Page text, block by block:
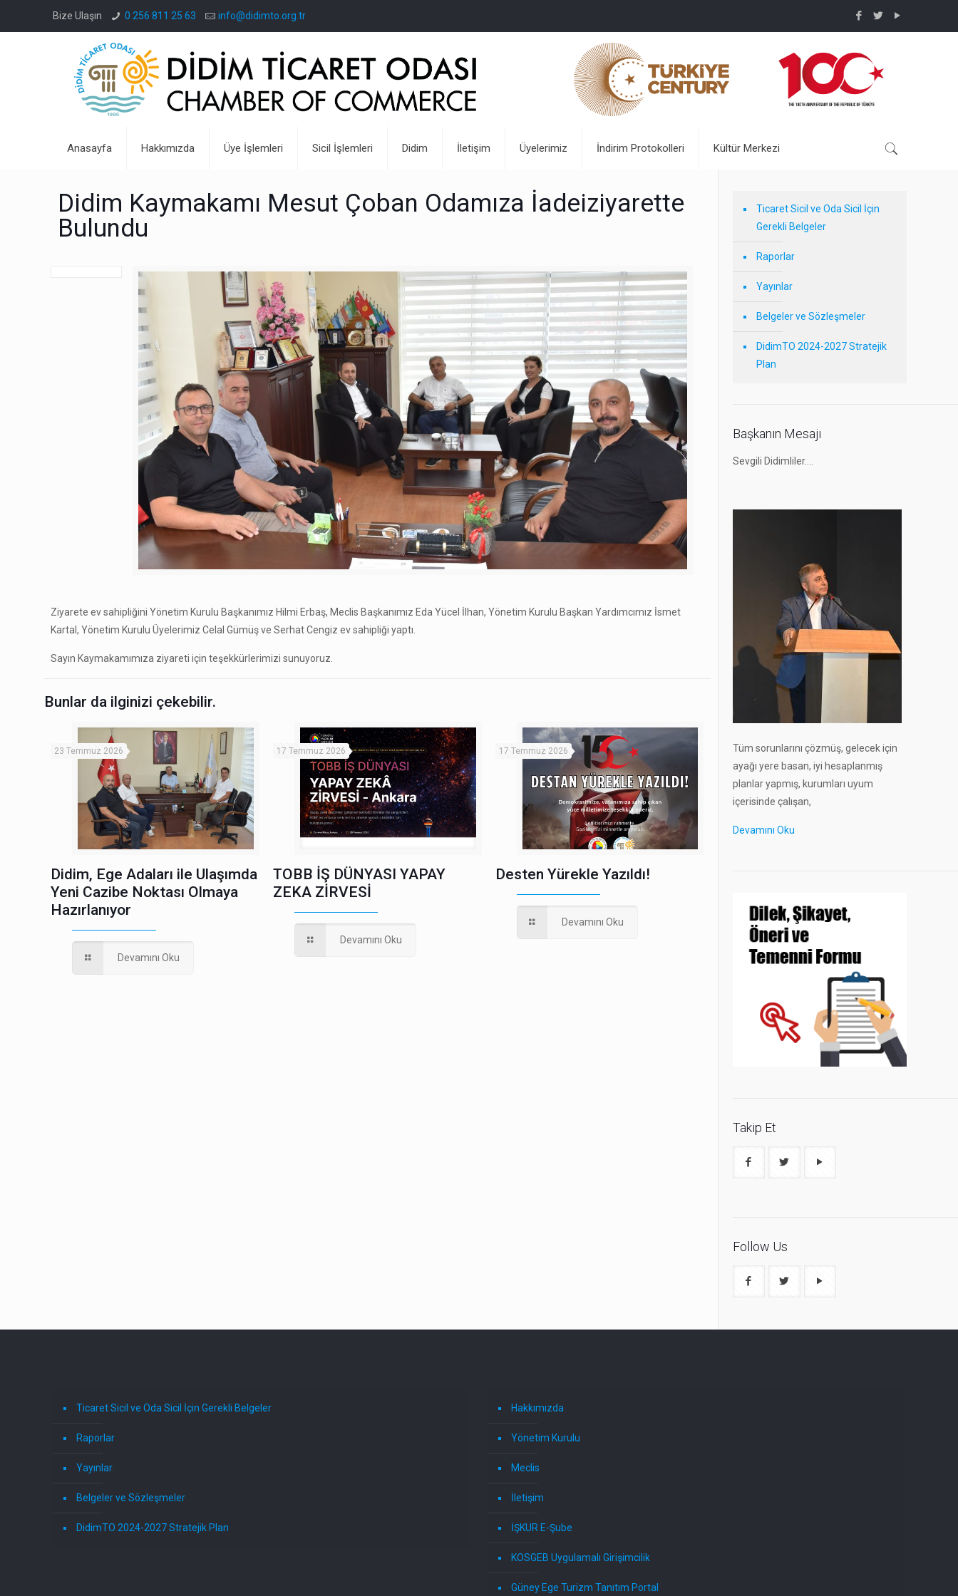
Bize Ulaşın 0 256 811 25 63 info@didimto.org.tr
Anasayfa Hakkımızda Üye İşlemleri Sicil İşlemleri Didim İletişim Üyelerimiz İndirim Protokolleri Kültür Merkezi
Didim Kaymakamı Mesut Çoban Odamıza İadeiziyarette
Bulundu
Ziyarete ev sahipliğini Yönetim Kurulu Başkanımız Hilmi Erbaş, Meclis Başkanımız Eda Yücel İlhan, Yönetim Kurulu Başkan Yardımcımız İsmet
Kartal, Yönetim Kurulu Üyelerimiz Celal Gümüş ve Serhat Cengiz ev sahipliği yaptı.
Sayın Kaymakamımıza ziyareti için teşekkürlerimizi sunuyoruz.
Bunlar da ilginizi çekebilir.
23 Temmuz 2026
Didim, Ege Adaları ile Ulaşımda
Yeni Cazibe Noktası Olmaya
Hazırlanıyor
Devamını Oku
17 Temmuz 2026
TOBB İŞ DÜNYASI YAPAY
ZEKA ZİRVESİ
Devamını Oku
17 Temmuz 2026
Desten Yürekle Yazıldı!
Devamını Oku
Ticaret Sicil ve Oda Sicil İçin
Gerekli Belgeler
Raporlar
Yayınlar
Belgeler ve Sözleşmeler
DidimTO 2024-2027 Stratejik
Plan
Başkanın Mesajı
Sevgili Didimliler….
Tüm sorunlarını çözmüş, gelecek için
ayağı yere basan, iyi hesaplanmış
planlar yapmış, kurumları uyum
içerisinde çalışan,
Devamını Oku
Takip Et
Follow Us
Ticaret Sicil ve Oda Sicil İçin Gerekli Belgeler
Raporlar
Yayınlar
Belgeler ve Sözleşmeler
DidimTO 2024-2027 Stratejik Plan
Hakkımızda
Yönetim Kurulu
Meclis
İletişim
İŞKUR E-Şube
KOSGEB Uygulamalı Girişimcilik
Güney Ege Turizm Tanıtım Portal